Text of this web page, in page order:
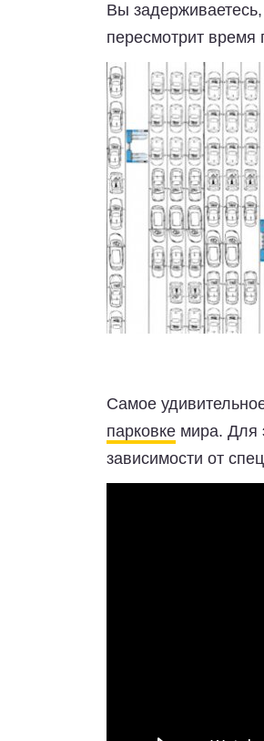
Вы
пересмотрит время
Самое
парковке мира. Для
зависимости от